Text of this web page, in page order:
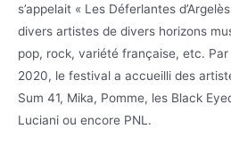
s’appelait « Les Déferlantes
divers artistes de divers horizons
pop, rock, variété française, etc.
2020, le festival a accueilli des
Sum 41, Mika, Pomme, les Black
Luciani ou encore PNL.